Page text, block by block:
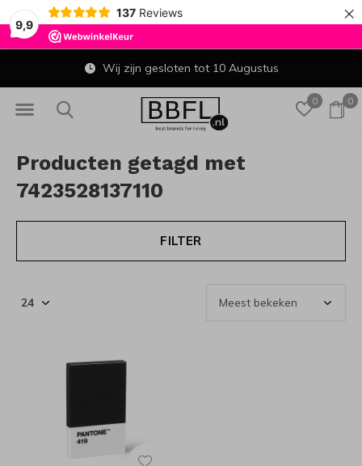
9,9
137 Reviews ×
0 0
Wij zijn gesloten tot 10 Augustus
Producten getagd met
7423528137110
FILTER